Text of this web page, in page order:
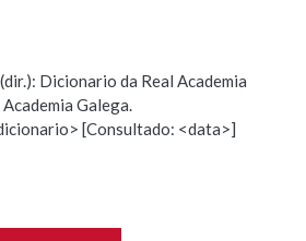
Dicionario da Real Academia
Galega.
[Consultado: <data>]